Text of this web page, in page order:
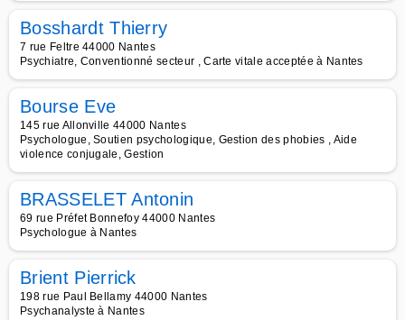
Bosshardt Thierry
7 rue Feltre 44000 Nantes
Psychiatre, Conventionné secteur , Carte vitale acceptée à Nantes
Bourse Eve
145 rue Allonville 44000 Nantes
Psychologue, Soutien psychologique, Gestion des phobies , Aide
violence conjugale, Gestion
BRASSELET Antonin
69 rue Préfet Bonnefoy 44000 Nantes
Psychologue à Nantes
Brient Pierrick
198 rue Paul Bellamy 44000 Nantes
Psychanalyste à Nantes